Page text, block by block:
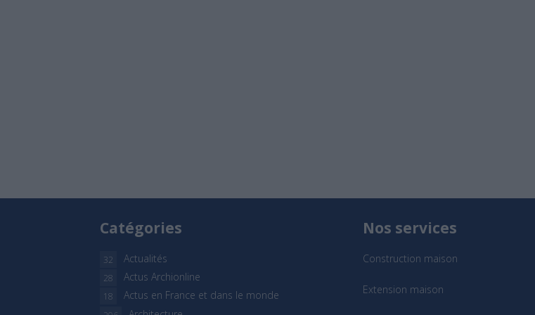
Catégories
Actualités
32
Actus Archionline
28
Actus en France et dans le monde
18
Nos services
Construction maison
Extension maison